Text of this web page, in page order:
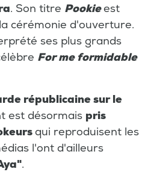
. Son titre Pookieest
cérémonie d'ouverture.
ses plus grands
For me formidable
républicaine sur le
est désormais pris
qui reproduisent les
l'ont d'ailleurs
.